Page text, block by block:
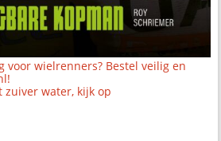
voor wielrenners? Bestel veilig en
water, kijk op